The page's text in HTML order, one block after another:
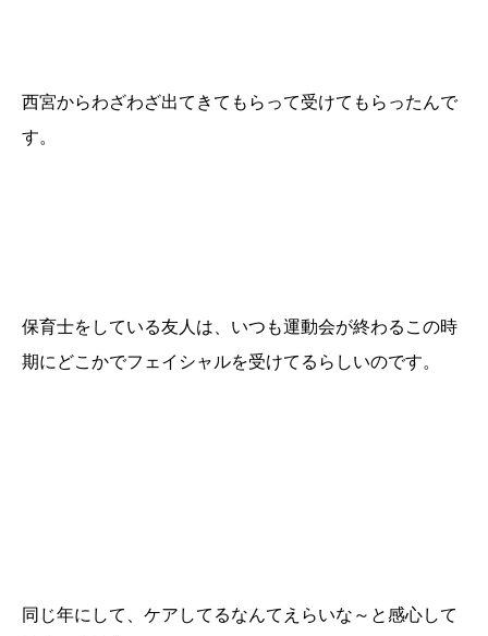
西宮からわざわざ出てきてもらって受けてもらったんで
す。
保育士をしている友人は、いつも運動会が終わるこの時
期にどこかでフェイシャルを受けてるらしいのです。
同じ年にして、ケアしてるなんてえらいな～と感心して